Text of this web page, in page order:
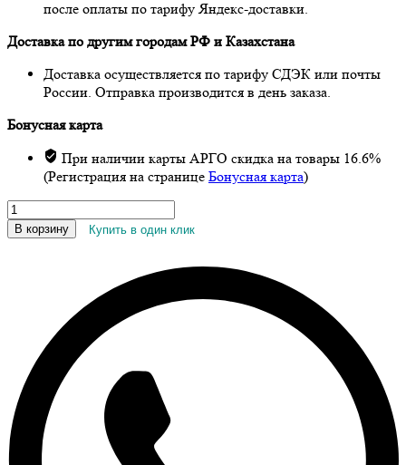
после оплаты по тарифу Яндекс-доставки.
Доставка по другим городам РФ и Казахстана
Доставка осуществляется по тарифу СДЭК или почты
России. Отправка производится в день заказа.
Бонусная карта
При наличии карты АРГО скидка на товары 16.6%
(Регистрация на странице Бонусная карта)
Количество
товара
Бальзам
В корзину Купить в один клик